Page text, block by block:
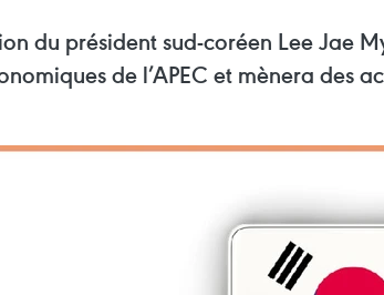
du président sud-coréen Lee Jae
de l’APEC et mènera des